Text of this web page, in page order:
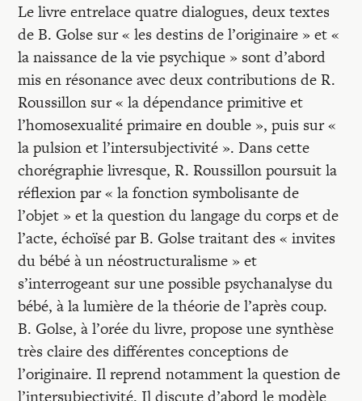
Le livre entrelace quatre dialogues, deux textes
de B. Golse sur « les destins de l’originaire » et «
la naissance de la vie psychique » sont d’abord
mis en résonance avec deux contributions de R.
Roussillon sur « la dépendance primitive et
l’homosexualité primaire en double », puis sur «
la pulsion et l’intersubjectivité ». Dans cette
chorégraphie livresque, R. Roussillon poursuit la
réflexion par « la fonction symbolisante de
l’objet » et la question du langage du corps et de
l’acte, échoïsé par B. Golse traitant des « invites
du bébé à un néostructuralisme » et
s’interrogeant sur une possible psychanalyse du
bébé, à la lumière de la théorie de l’après coup.
B. Golse, à l’orée du livre, propose une synthèse
très claire des différentes conceptions de
l’originaire. Il reprend notamment la question de
l’intersubjectivité. Il discute d’abord le modèle